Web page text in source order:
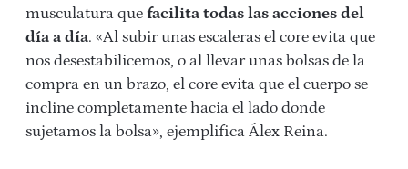
musculatura que facilita todas las acciones del
día a día. «Al subir unas escaleras el core evita que
nos desestabilicemos, o al llevar unas bolsas de la
compra en un brazo, el core evita que el cuerpo se
incline completamente hacia el lado donde
sujetamos la bolsa», ejemplifica Álex Reina.